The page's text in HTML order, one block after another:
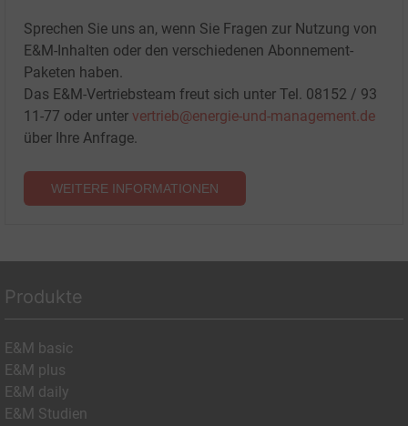
Sprechen Sie uns an, wenn Sie Fragen zur Nutzung von
E&M-Inhalten oder den verschiedenen Abonnement-
Paketen haben.
Das E&M-Vertriebsteam freut sich unter Tel. 08152 / 93
11-77 oder unter vertrieb@energie-und-management.de
über Ihre Anfrage.
WEITERE INFORMATIONEN
Produkte
E&M basic
E&M plus
E&M daily
E&M Studien